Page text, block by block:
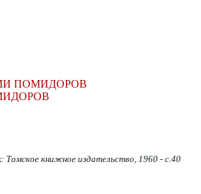
ПОМИДОРОВ
книжное издательство, 1960 - с.40